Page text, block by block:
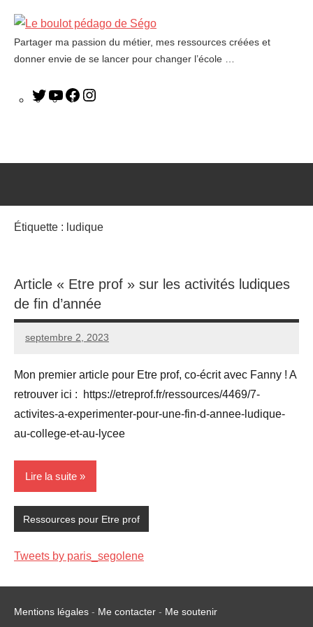
Le
boulot
Partager ma passion du métier, mes ressources créées et
donner envie de se lancer pour changer l’école …
Étiquette : ludique
Article « Etre prof » sur les activités ludiques
de fin d’année
septembre 2, 2023
Seg0_La_Vraie
Aucun
Mon premier article pour Etre prof, co-écrit avec Fanny ! A
retrouver ici : https://etreprof.fr/ressources/4469/7-
activites-a-experimenter-pour-une-fin-d-annee-ludique-
au-college-et-au-lycee
Lire la suite
Ressources pour Etre prof
Tweets by paris_segolene
Mentions légales - Me contacter - Me soutenir